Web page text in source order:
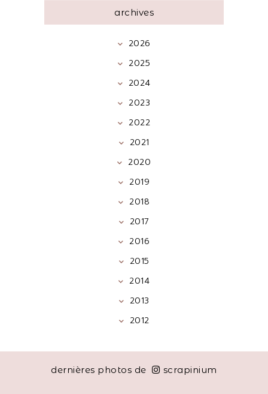
archives
2026
2025
2024
2023
2022
2021
2020
2019
2018
2017
2016
2015
2014
2013
2012
dernières photos de scrapinium